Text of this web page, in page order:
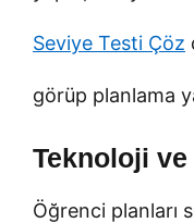
Seviye Testi Çöz
görüp planlama
Teknoloji
Öğrenci planları